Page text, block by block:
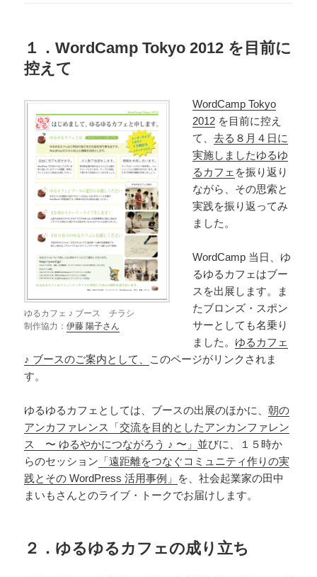
１．WordCamp Tokyo 2012 を目前に
控えて
ゆるカフェ ♪ ブース チラシ
制作協力：伊藤 陽子さん
WordCamp Tokyo
2012 を目前に控え
て、去る８月４日に
実施しましたゆるゆ
るカフェ を振り返り
ながら、その思索と
実践を振り返ってみ
ました。
WordCamp 当日、ゆ
るゆるカフェはブー
スを出展します。ま
たブロンズ・スポン
サーとしても名乗り
ました。 ゆるカフェ
♪ ブースのご案内として、 このページがリンクされま
す。
ゆるゆるカフェとしては、ブースの出展のほかに、朝の
アンカファレンス「交流を目的としたアンカンファレン
ス 〜 ゆるやかにつながろう ♪ 〜」 並びに、１５時か
らのセッション 「遠距離をつなぐコミュニティ作りの実
践とその WordPress 活用事例」 を、社会起業家の田中
まいもさんとのライブ・トークでお届けします。
２．ゆるゆるカフェの成り立ち